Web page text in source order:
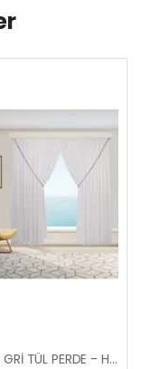
GÜMÜŞ GRİ TÜL PERDE - HALATLI KRUVAZE TÜL PERDE